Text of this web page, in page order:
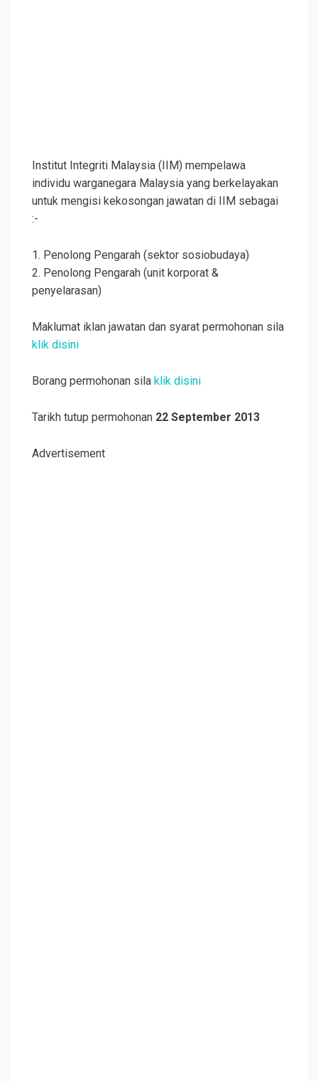
Institut Integriti Malaysia (IIM) mempelawa
individu warganegara Malaysia yang berkelayakan
untuk mengisi kekosongan jawatan di IIM sebagai
:-
1. Penolong Pengarah (sektor sosiobudaya)
2. Penolong Pengarah (unit korporat &
penyelarasan)
Maklumat iklan jawatan dan syarat permohonan sila
klik disini
Borang permohonan sila klik disini
Tarikh tutup permohonan 22 September 2013
Advertisement